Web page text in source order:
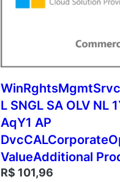
o
m
m
e
r
c
i
L SNGL SA OLV NL
AqY1 AP
ValueAdditional
R$ 101,96